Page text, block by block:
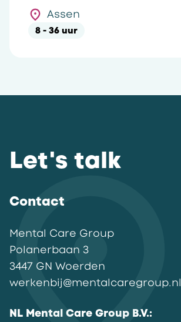
Assen
8 - 36 uur
Let's talk
Contact
Mental Care Group
Polanerbaan 3
3447 GN Woerden
werkenbij@mentalcaregroup.nl
NL Mental Care Group B.V.: